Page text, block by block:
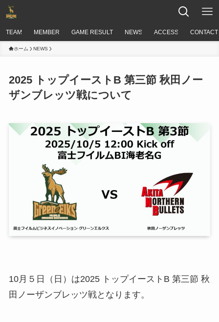
TEAM MEMBER GAME RESULT NEWS ACCESS
ホーム NEWS
2025 トップイーストB 第三節 秋田ノー
ザンブレッツ戦について
10月５日（日）は2025 トップイーストB 第三節 秋
田ノーザンブレッツ戦となります。